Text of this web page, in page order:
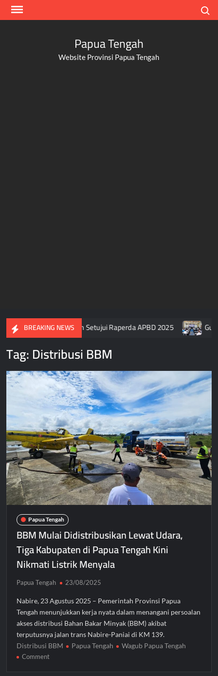
Skip
Papua Tengah
Website Provinsi Papua Tengah
BREAKING NEWS
DPR Papua Tengah Setujui Raperda APBD 2025
Tag:Distribusi BBM
Papua Tengah
BBM Mulai Didistribusikan Lewat Udara,
Tiga Kabupaten di Papua Tengah Kini
Nikmati Listrik Menyala
Papua Tengah 23/08/2025
Nabire, 23 Agustus 2025 – Pemerintah Provinsi Papua
Tengah menunjukkan kerja nyata dalam menangani persoalan
akses distribusi Bahan Bakar Minyak (BBM) akibat
terputusnya jalan trans Nabire-Paniai di KM 139.
Distribusi BBM
Papua Tengah Wagub Papua Tengah
Commenton